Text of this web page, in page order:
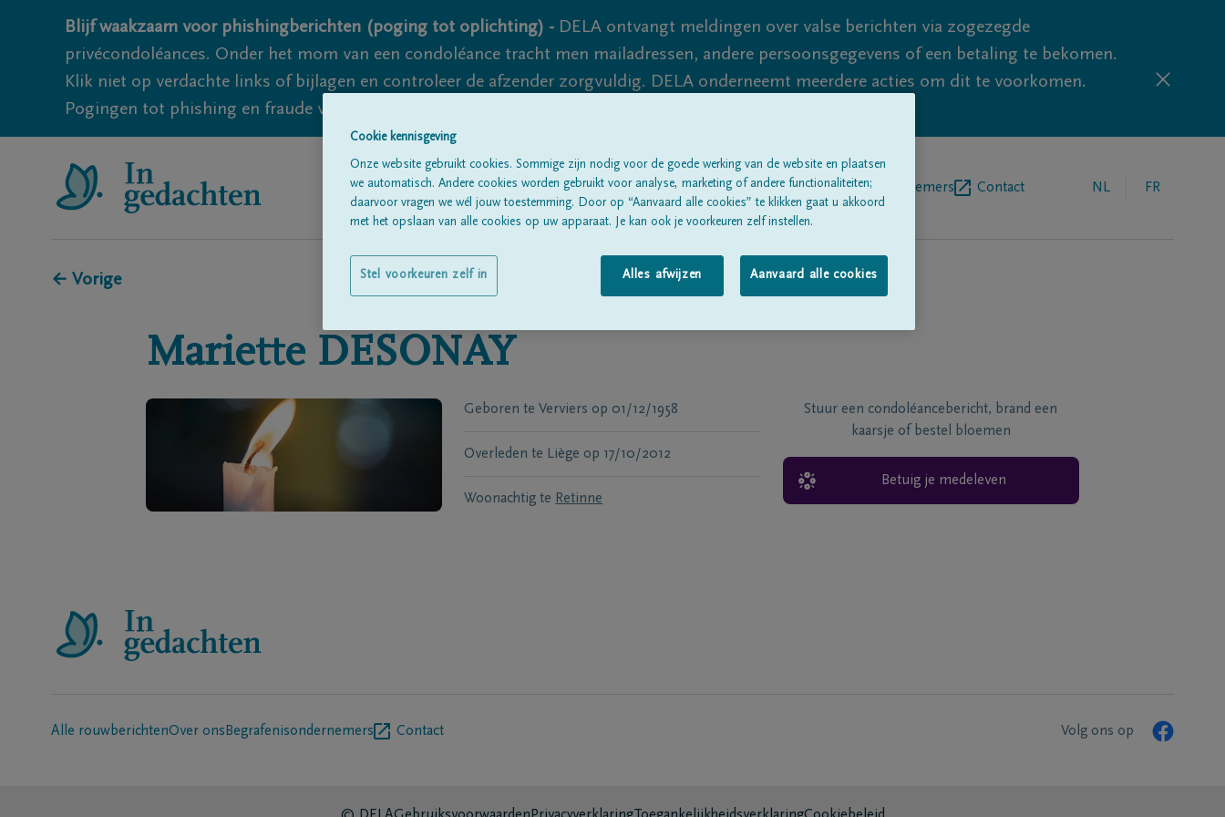
Blijf waakzaam voor phishingberichten (poging tot oplichting) - DELA ontvangt meldingen over valse berichten via zogezegde
privécondoléances. Onder het mom van een condoléance tracht men mailadressen, andere persoonsgegevens of een betaling te bekomen.
Klik niet op verdachte links of bijlagen en controleer de afzender zorgvuldig. DELA onderneemt meerdere acties om dit te voorkomen.
Pogingen tot phishing en fraude vallen echter nooit volledig uit te sluiten, dus blijf waakzaam.
Alle rouwberichten Over onsBegrafenisondernemers Contact NL FR
← Vorige
Mariette DESONAY
Geboren te Verviers op 01/12/1958
Overleden te Liège op 17/10/2012
Woonachtig te Retinne
Stuur een condoléancebericht, brand een
kaarsje of bestel bloemen
Betuig je medeleven
Alle rouwberichtenOver ons Begrafenisondernemers Contact Volg ons op
Cookie kennisgeving
Onze website gebruikt cookies. Sommige zijn nodig voor de goede werking van de website en plaatsen
we automatisch. Andere cookies worden gebruikt voor analyse, marketing of andere functionaliteiten;
daarvoor vragen we wél jouw toestemming. Door op “Aanvaard alle cookies” te klikken gaat u akkoord
met het opslaan van alle cookies op uw apparaat. Je kan ook je voorkeuren zelf instellen.
Alles afwijzen Aanvaard alle cookies
Stel voorkeuren zelf in